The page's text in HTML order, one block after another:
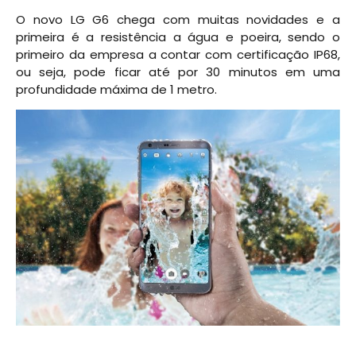
O novo LG G6 chega com muitas novidades e a
primeira é a resistência a água e poeira, sendo o
primeiro da empresa a contar com certificação IP68,
ou seja, pode ficar até por 30 minutos em uma
profundidade máxima de 1 metro.